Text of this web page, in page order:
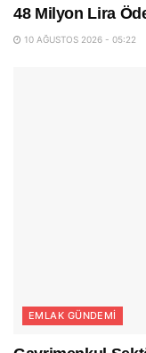
48 Milyon Lira
10 AĞUSTOS 2026 - 05:22
EMLAK GÜNDEMI